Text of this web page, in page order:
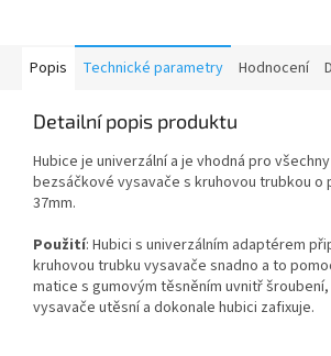
Popis Technické parametry Hodnocení
Detailní popis produktu
Hubice je univerzální a je vhodná pro
bezsáčkové vysavače s kruhovou trubkou o
37mm.
Použití: Hubici s univerzálním adaptérem
kruhovou trubku vysavače snadno a to
matice s gumovým těsněním uvnitř
vysavače utěsní a dokonale hubici zafixuje.